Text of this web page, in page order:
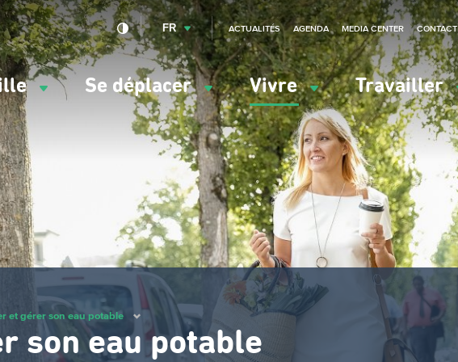
Se déplacer Vivre Travailler
FR ACTUALITÉS AGENDA MEDIA CENTER CONTACT
et gérer son eau potable
son eau potable